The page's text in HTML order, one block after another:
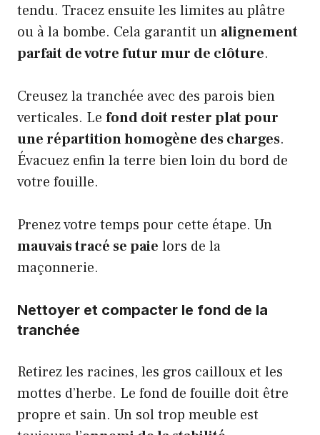
tendu. Tracez ensuite les limites au plâtre
ou à la bombe. Cela garantit un alignement
parfait de votre futur mur de clôture.
Creusez la tranchée avec des parois bien
verticales. Le fond doit rester plat pour
une répartition homogène des charges.
Évacuez enfin la terre bien loin du bord de
votre fouille.
Prenez votre temps pour cette étape. Un
mauvais tracé se paie lors de la
maçonnerie.
Nettoyer et compacter le fond de la
tranchée
Retirez les racines, les gros cailloux et les
mottes d’herbe. Le fond de fouille doit être
propre et sain. Un sol trop meuble est